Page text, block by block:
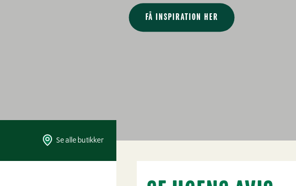
FÅ INSPIRATION HER
Se alle butikker